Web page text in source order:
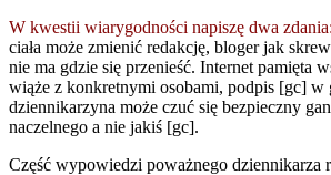
W kwestii wiarygodności napiszę dwa zdania:
ciała może zmienić redakcję, bloger jak
nie ma gdzie się przenieść. Internet pamięta
wiąże z konkretnymi osobami, podpis [gc] w
dziennikarzyna może czuć się bezpieczny
naczelnego a nie jakiś [gc].
Część wypowiedzi poważnego dziennikarza